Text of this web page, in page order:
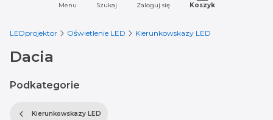
Menu Szukaj Zaloguj się Koszyk
LEDprojektor Oświetlenie LED Kierunkowskazy LED
Dacia
Podkategorie
Kierunkowskazy LED